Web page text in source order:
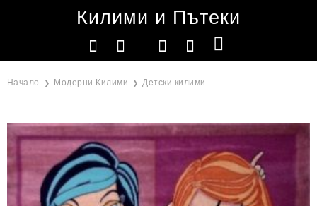
Килими и Пътеки
Начало Модерни Килими Детски килими